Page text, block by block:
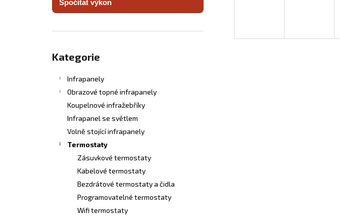
Spočítat výkon
kategorie
Kategorie
Infrapanely
Obrazové topné infrapanely
Koupelnové infražebříky
Infrapanel se světlem
Volně stojící infrapanely
Termostaty
Zásuvkové termostaty
Kabelové termostaty
Bezdrátové termostaty a čidla
Programovatelné termostaty
Wifi termostaty
INFRASVĚTLO